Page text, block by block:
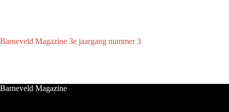
Barneveld Magazine 3e jaargang nummer 3
Barneveld Magazine